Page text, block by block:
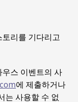
리를 기다리고
스 이벤트의 사
에 제출하거나
는 사용할 수 없